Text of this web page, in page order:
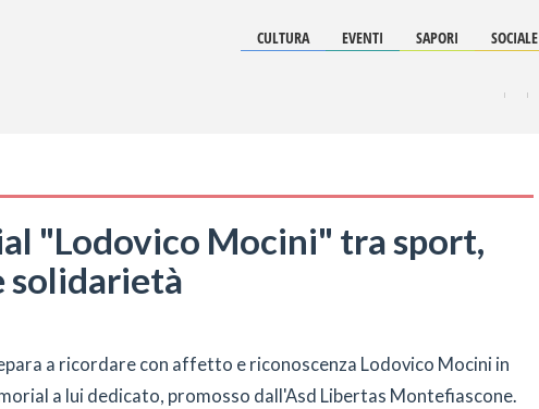
CULTURA EVENTI SAPORI SOCIALE
"Lodovico Mocini" tra sport,
solidarietà
a ricordare con affetto e riconoscenza Lodovico Mocini in
a lui dedicato, promosso dall'Asd Libertas Montefiascone.